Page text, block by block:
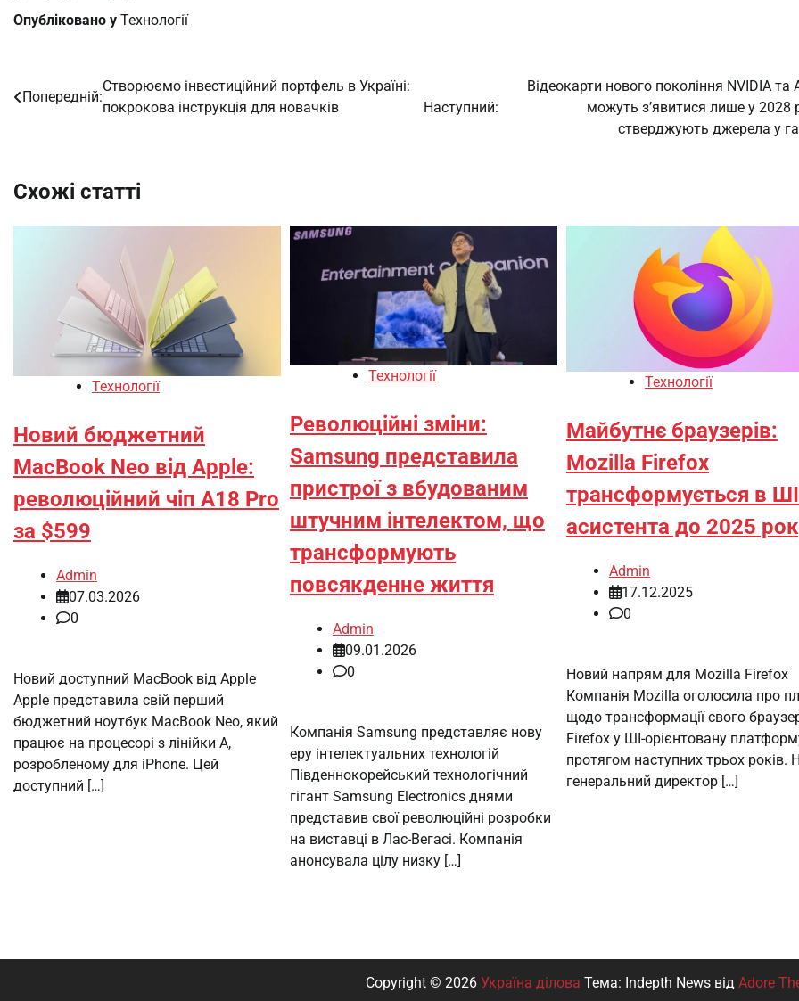
Опубліковано у Технології
Навігація
Попередній:
Створюємо інвестиційний портфель в Україні:
покрокова інструкція для новачків
Наступний:
Відеокарти нового покоління NVIDIA та
можуть з’явитися лише у 2028
стверджують джерела у
Схожі статті
Технології
Новий бюджетний
MacBook Neo від Apple:
революційний чіп A18 Pro
за $599
Admin
07.03.2026
0
Новий доступний MacBook від Apple
Apple представила свій перший
бюджетний ноутбук MacBook Neo, який
працює на процесорі з лінійки А,
розробленому для iPhone. Цей
доступний […]
Технології
Революційні зміни:
Samsung представила
пристрої з вбудованим
штучним інтелектом, що
трансформують
повсякденне життя
Admin
09.01.2026
0
Компанія Samsung представляє нову
еру інтелектуальних технологій
Південнокорейський технологічний
гігант Samsung Electronics днями
представив свої революційні розробки
на виставці в Лас-Вегасі. Компанія
анонсувала цілу низку […]
Технології
Майбутнє браузерів:
Mozilla Firefox
трансформується в
асистента до 2025
Admin
17.12.2025
0
Новий напрям для Mozilla Firefox
Компанія Mozilla оголосила про
щодо трансформації свого
Firefox у ШІ-орієнтовану
протягом наступних трьох років.
генеральний директор […]
Copyright © 2026 Україна ділова Тема: Indepth News від Adore